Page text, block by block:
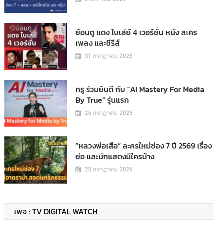
ย้อนดู แดง ไบเล่ย์ 4 เวอร์ชั่น หนัง ละคร
เพลง และซีรีส์
31 กรกฎาคม 2026
ทรู ร่วมยินดี กับ “AI Mastery For Media
By True” รุ่นแรก
26 กรกฎาคม 2026
“หลวงพ่อเสือ” ละครใหม่ช่อง 7 ปี 2569 เรื่อง
ย่อ และนักแสดงมีใครบ้าง
25 กรกฎาคม 2026
เพจ : TV DIGITAL WATCH